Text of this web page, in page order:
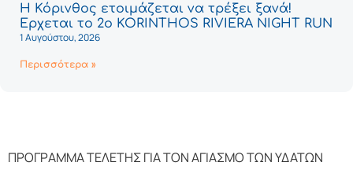
Η Κόρινθος ετοιμάζεται να τρέξει ξανά!
Έρχεται το 2ο KORINTHOS RIVIERA NIGHT RUN
1 Αυγούστου, 2026
Περισσότερα »
ΠΡΟΓΡΑΜΜΑ ΤΕΛΕΤΗΣ ΓΙΑ ΤΟΝ ΑΓΙΑΣΜΟ ΤΩΝ ΥΔΑΤΩΝ